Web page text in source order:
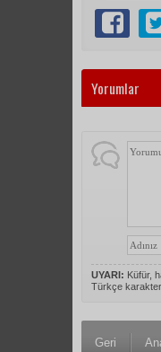
Yorumlar
UYARI: Küfür,
Türkçe karakter
Geri